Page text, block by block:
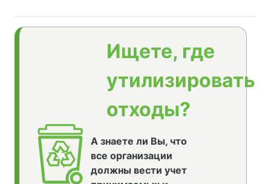
Ищете, где
утилизировать
отходы?
А знаете ли Вы, что
все организации
должны вести учет